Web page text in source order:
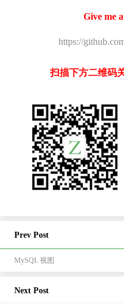
Give me
https://
扫描下方二维码
Prev Post
MySQL 视图
Next Post